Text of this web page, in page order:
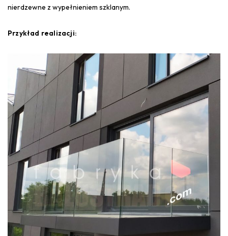
nierdzewne z wypełnieniem szklanym.
Przykład realizacji: